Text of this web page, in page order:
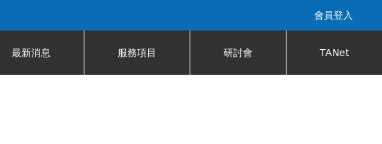
會員登入
最新消息 服務項目 研討會 TANet